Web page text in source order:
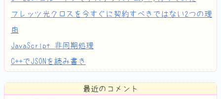
フレッツ光クロスを今すぐに契約すべきではない2つの理
由
JavaScript 非同期処理
C++でJSONを読み書き
最近のコメント